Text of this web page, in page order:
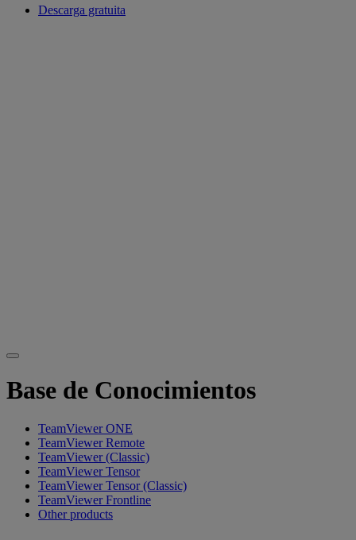
Descarga gratuita
Base de Conocimientos
TeamViewer ONE
TeamViewer Remote
TeamViewer (Classic)
TeamViewer Tensor
TeamViewer Tensor (Classic)
TeamViewer Frontline
Other products